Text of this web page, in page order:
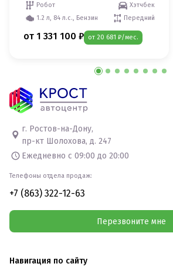
Робот
Хэтчбек
1.2 л, 84 л.с., Бензин
Передний
от 1 331 100 ₽ от 20 681 ₽/мес.
г. Ростов-на-Дону,
пр-кт Шолохова, д. 247
Ежедневно с 09:00 до 20:00
Телефоны отдела продаж:
+7 (863) 322-12-63
Перезвоните мне
Навигация по сайту